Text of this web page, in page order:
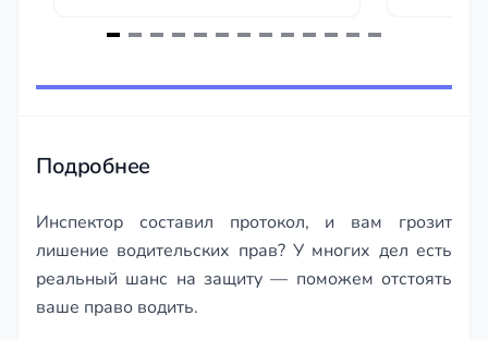
1
Подробнее
Инспектор составил протокол, и вам грозит
лишение водительских прав? У многих дел есть
реальный шанс на защиту — поможем отстоять
ваше право водить.